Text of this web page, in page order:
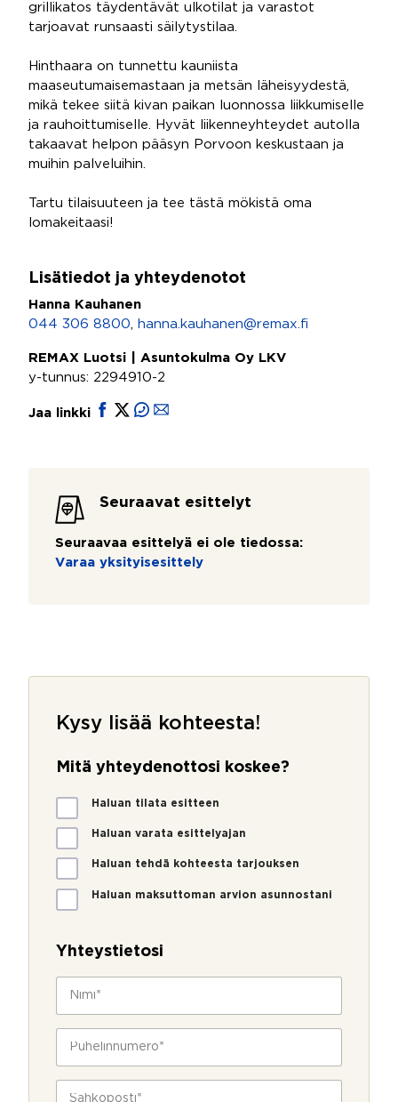
grillikatos täydentävät ulkotilat ja varastot
tarjoavat runsaasti säilytystilaa.
Hinthaara on tunnettu kauniista
maaseutumaisemastaan ja metsän läheisyydestä,
mikä tekee siitä kivan paikan luonnossa liikkumiselle
ja rauhoittumiselle. Hyvät liikenneyhteydet autolla
takaavat helpon pääsyn Porvoon keskustaan ja
muihin palveluihin.
Tartu tilaisuuteen ja tee tästä mökistä oma
lomakeitaasi!
Lisätiedot ja yhteydenotot
Hanna Kauhanen
044 306 8800
hanna.kauhanen@remax.fi
REMAX Luotsi | Asuntokulma Oy LKV
y-tunnus: 2294910-2
Jaa linkki
Seuraavat esittelyt
Seuraavaa esittelyä ei ole tiedossa:
Varaa yksityisesittely
Kysy lisää kohteesta!
Mitä yhteydenottosi koskee?
M
i
ä
d
s
Haluan tilata esitteen
Haluan varata esittelyajan
Haluan tehdä kohteesta tarjouksen
Haluan maksuttoman arvion asunnostani
Yhteystietosi
m
h